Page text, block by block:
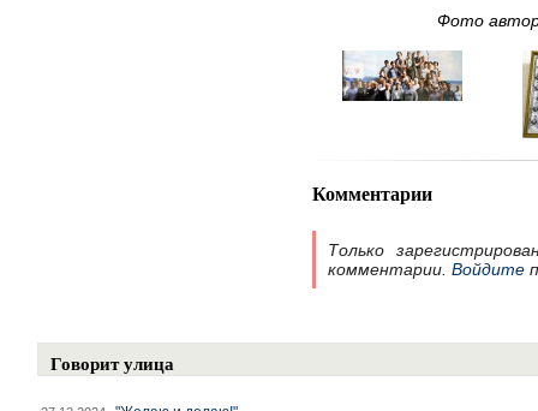
Фото
Комментарии
Только
комментарии. Войдите
Говорит улица